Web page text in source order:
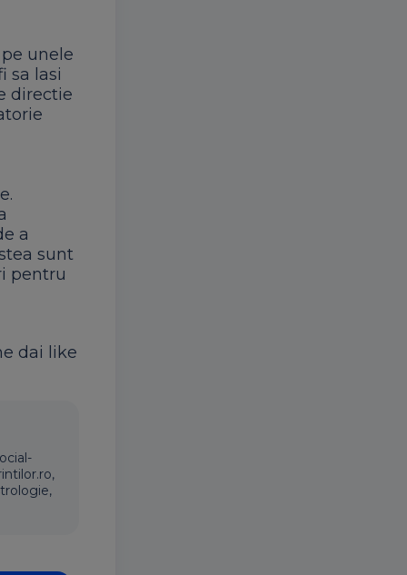
unele
sa lasi
directie
a
sunt
pentru
dai like